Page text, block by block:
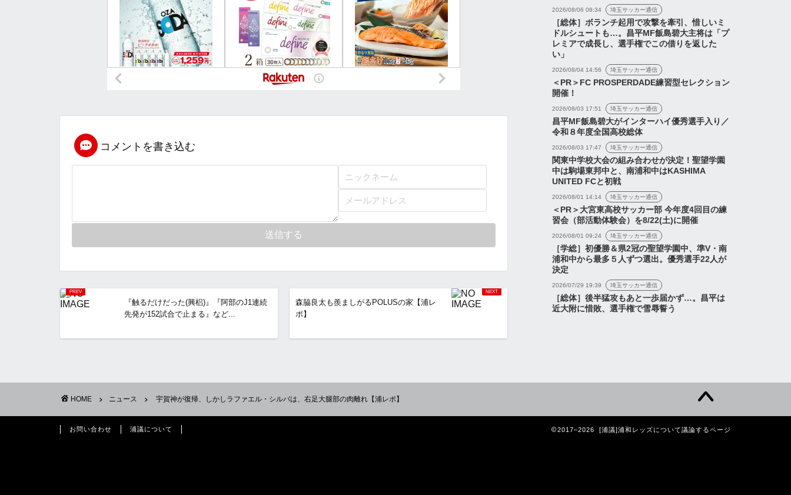
コメントを書き込む
『触るだけだった(興梠)』『阿部のJ1連続
先発が152試合で止まる』など...
森脇良太も羨ましがるPOLUSの家【浦レ
ポ】
2026/08/06 08:34 埼玉サッカー通信
［総体］ボランチ起用で攻撃を牽引、惜しいミ
ドルシュートも…。昌平MF飯島碧大主将は「プ
レミアで成長し、選手権でこの借りを返した
い」
2026/08/04 14:56 埼玉サッカー通信
＜PR＞FC PROSPERDADE練習型セレクション
開催！
2026/08/03 17:51 埼玉サッカー通信
昌平MF飯島碧大がインターハイ優秀選手入り／
令和８年度全国高校総体
2026/08/03 17:47 埼玉サッカー通信
関東中学校大会の組み合わせが決定！聖望学園
中は駒場東邦中と、南浦和中はKASHIMA
UNITED FCと初戦
2026/08/01 14:14 埼玉サッカー通信
＜PR＞大宮東高校サッカー部 今年度4回目の練
習会（部活動体験会）を8/22(土)に開催
2026/08/01 09:24 埼玉サッカー通信
［学総］初優勝＆県2冠の聖望学園中、準V・南
浦和中から最多５人ずつ選出。優秀選手22人が
決定
2026/07/29 19:39 埼玉サッカー通信
［総体］後半猛攻もあと一歩届かず…。昌平は
近大附に惜敗、選手権で雪辱誓う
HOME ニュース 宇賀神が復帰、しかしラファエル・シルバは、右足大腿部の肉離れ【浦レポ】
お問い合わせ 浦議について 2017–2026 [浦議]浦和レッズについて議論するページ